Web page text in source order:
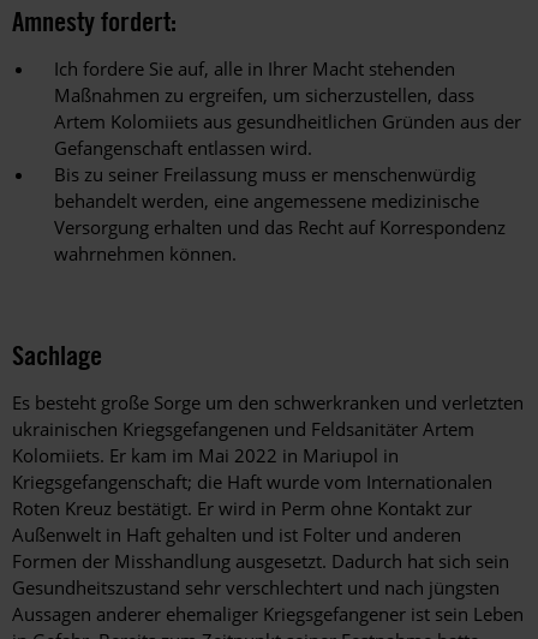
Amnesty fordert:
Ich fordere Sie auf, alle in Ihrer Macht stehenden
Maßnahmen zu ergreifen, um sicherzustellen, dass
Artem Kolomiiets aus gesundheitlichen Gründen aus der
Gefangenschaft entlassen wird.
Bis zu seiner Freilassung muss er menschenwürdig
behandelt werden, eine angemessene medizinische
Versorgung erhalten und das Recht auf Korrespondenz
wahrnehmen können.
Sachlage
Es besteht große Sorge um den schwerkranken und verletzten
ukrainischen Kriegsgefangenen und Feldsanitäter Artem
Kolomiiets. Er kam im Mai 2022 in Mariupol in
Kriegsgefangenschaft; die Haft wurde vom Internationalen
Roten Kreuz bestätigt. Er wird in Perm ohne Kontakt zur
Außenwelt in Haft gehalten und ist Folter und anderen
Formen der Misshandlung ausgesetzt. Dadurch hat sich sein
Gesundheitszustand sehr verschlechtert und nach jüngsten
Aussagen anderer ehemaliger Kriegsgefangener ist sein Leben